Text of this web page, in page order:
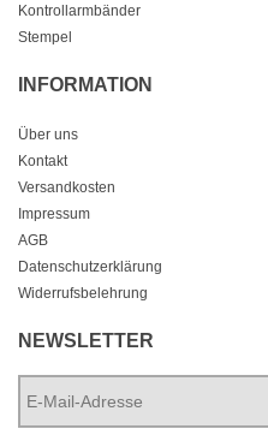
Kontrollarmbänder
Stempel
INFORMATION
Über uns
Kontakt
Versandkosten
Impressum
AGB
Datenschutzerklärung
Widerrufsbelehrung
NEWSLETTER
Mail-